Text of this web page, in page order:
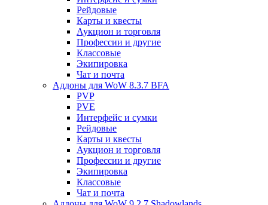
Рейдовые
Карты и квесты
Аукцион и торговля
Профессии и другие
Классовые
Экипировка
Чат и почта
Аддоны для WoW 8.3.7 BFA
PVP
PVE
Интерфейс и сумки
Рейдовые
Карты и квесты
Аукцион и торговля
Профессии и другие
Экипировка
Классовые
Чат и почта